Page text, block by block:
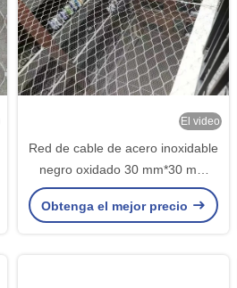
El video
Red de cable de acero inoxidable
negro oxidado 30 mm*30 mm
Red de cable de alambre de
acero
Obtenga el mejor precio